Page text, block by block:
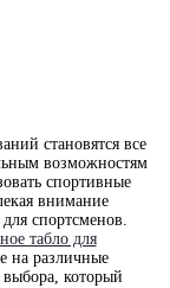
становятся все
возможностям
спортивные
внимание
спортсменов.
табло для
на различные
который